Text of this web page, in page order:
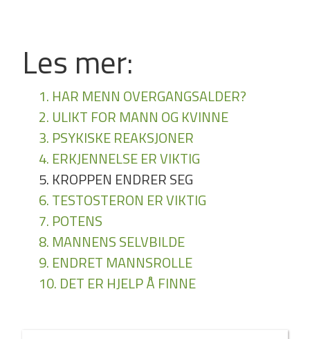
Les mer:
1. HAR MENN OVERGANGSALDER?
2. ULIKT FOR MANN OG KVINNE
3. PSYKISKE REAKSJONER
4. ERKJENNELSE ER VIKTIG
5. KROPPEN ENDRER SEG
6. TESTOSTERON ER VIKTIG
7. POTENS
8. MANNENS SELVBILDE
9. ENDRET MANNSROLLE
10. DET ER HJELP Å FINNE